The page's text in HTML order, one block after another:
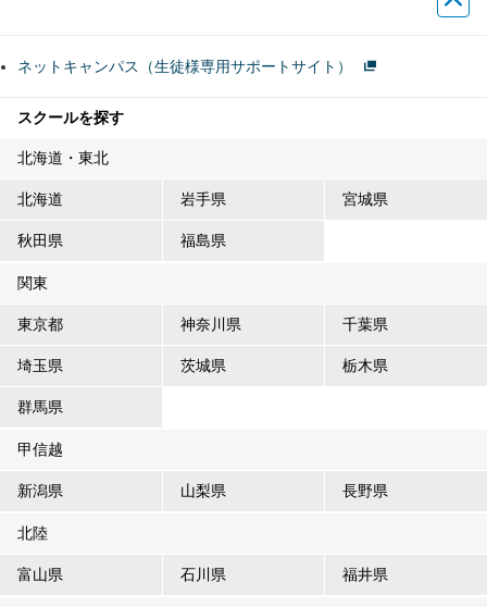
ネットキャンパス（生徒様専用サポートサイト）
スクールを探す
北海道・東北
北海道 岩手県 宮城県
秋田県 福島県
関東
東京都 神奈川県 千葉県
埼玉県 茨城県 栃木県
群馬県
甲信越
新潟県 山梨県 長野県
北陸
富山県 石川県 福井県